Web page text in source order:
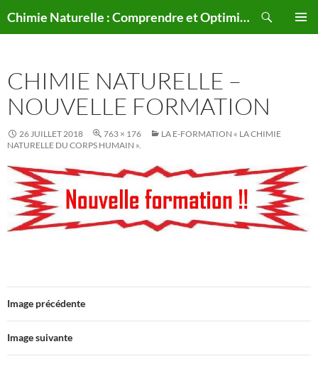
au
Chimie Naturelle : Comprendre et Optimiser le Corps Humain Naturellement
CHIMIE NATURELLE –
NOUVELLE FORMATION
26 JUILLET 2018 763 × 176
LA E-FORMATION « LA CHIMIE
NATURELLE DU CORPS HUMAIN ».
Image précédente
Image suivante